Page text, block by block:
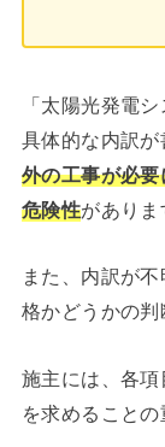
「太陽光発電
具体的な内訳が
外の工事が必
危険性がありま
また、内訳が
格かどうかの判
施主には、各
を求めることの